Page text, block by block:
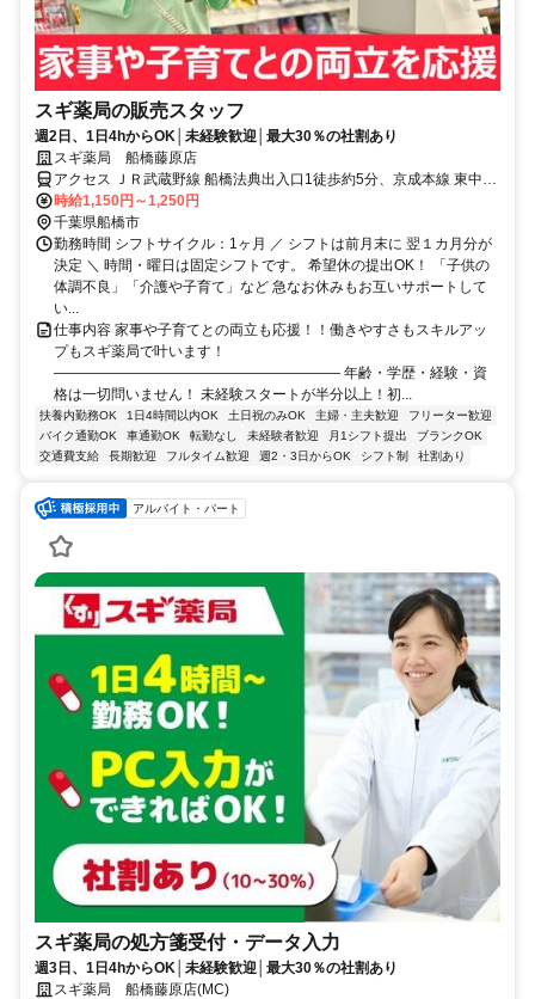
スギ薬局の販売スタッフ
週2日、1日4hからOK│未経験歓迎│最大30％の社割あり
スギ薬局 船橋藤原店
アクセス ＪＲ武蔵野線 船橋法典出入口1徒歩約5分、京成本線 東中山
北口徒歩約27分、京成本線 京成中山徒歩約27分
時給1,150円～1,250円
千葉県船橋市
勤務時間 シフトサイクル：1ヶ月 ／ シフトは前月末に 翌１カ月分が
決定 ＼ 時間・曜日は固定シフトです。 希望休の提出OK！ 「子供の
体調不良」「介護や子育て」など 急なお休みもお互いサポートして
い...
仕事内容 家事や子育てとの両立も応援！！働きやすさもスキルアッ
プもスギ薬局で叶います！
―――――――――――――――――――― 年齢・学歴・経験・資
格は一切問いません！ 未経験スタートが半分以上！初...
扶養内勤務OK 1日4時間以内OK 土日祝のみOK 主婦・主夫歓迎
フリーター歓迎
バイク通勤OK
車通勤OK 転勤なし 未経験者歓迎 月1シフト提出
ブランクOK
交通費支給
長期歓迎 フルタイム歓迎 週2・3日からOK シフト制 社割あり
アルバイト・パート
スギ薬局の処方箋受付・データ入力
週3日、1日4hからOK│未経験歓迎│最大30％の社割あり
スギ薬局 船橋藤原店(MC)